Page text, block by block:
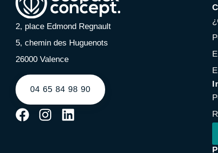
2, place Edmond Regnault
5, chemin des Huguenots
26000 Valence
04 65 84 98 90